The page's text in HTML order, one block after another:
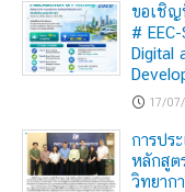
ขอเชิญ
#
Digital
17/
การปร
หลักสูต
วิทยาก